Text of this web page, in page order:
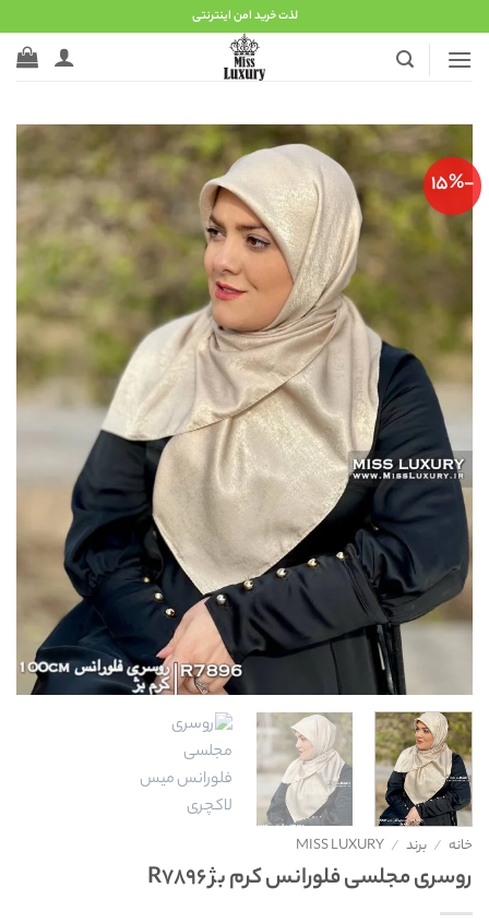
to
content
لذت خرید امن اینترنتی
-15%
خانه / برند /
MISS LUXURY
روسری مجلسی فلورانس کرم بژ R7896